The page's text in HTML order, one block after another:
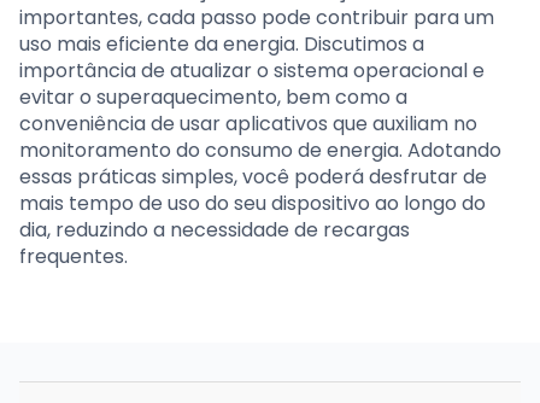
importantes, cada passo pode contribuir para um
uso mais eficiente da energia. Discutimos a
importância de atualizar o sistema operacional e
evitar o superaquecimento, bem como a
conveniência de usar aplicativos que auxiliam no
monitoramento do consumo de energia. Adotando
essas práticas simples, você poderá desfrutar de
mais tempo de uso do seu dispositivo ao longo do
dia, reduzindo a necessidade de recargas
frequentes.